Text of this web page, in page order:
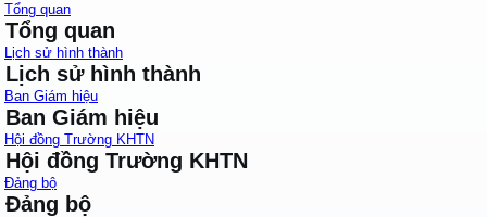
Tổng quan
Tổng quan
Lịch sử hình thành
Lịch sử hình thành
Ban Giám hiệu
Ban Giám hiệu
Hội đồng Trường KHTN
Hội đồng Trường KHTN
Đảng bộ
Đảng bộ